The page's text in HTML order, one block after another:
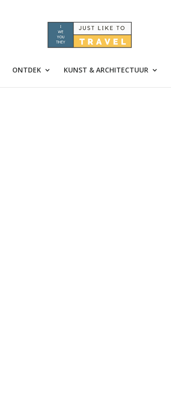
ONTDEK KUNST & ARCHITECTUUR